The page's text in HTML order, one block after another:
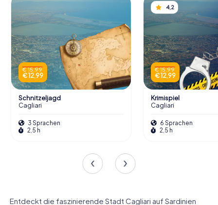
€ 15,99
€ 12,99
Schnitzeljagd
Cagliari
3 Sprachen
2,5 h
4,2
€ 15,99
€ 12,99
Krimispiel
Cagliari
6 Sprachen
2,5 h
Entdeckt die faszinierende Stadt Cagliari auf Sardinien